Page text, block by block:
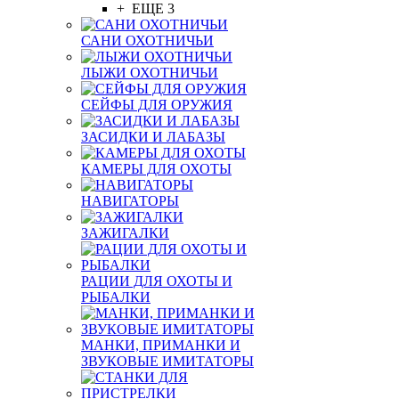
+ ЕЩЕ 3
САНИ ОХОТНИЧЬИ
ЛЫЖИ ОХОТНИЧЬИ
СЕЙФЫ ДЛЯ ОРУЖИЯ
ЗАСИДКИ И ЛАБАЗЫ
КАМЕРЫ ДЛЯ ОХОТЫ
НАВИГАТОРЫ
ЗАЖИГАЛКИ
РАЦИИ ДЛЯ ОХОТЫ И
РЫБАЛКИ
МАНКИ, ПРИМАНКИ И
ЗВУКОВЫЕ ИМИТАТОРЫ